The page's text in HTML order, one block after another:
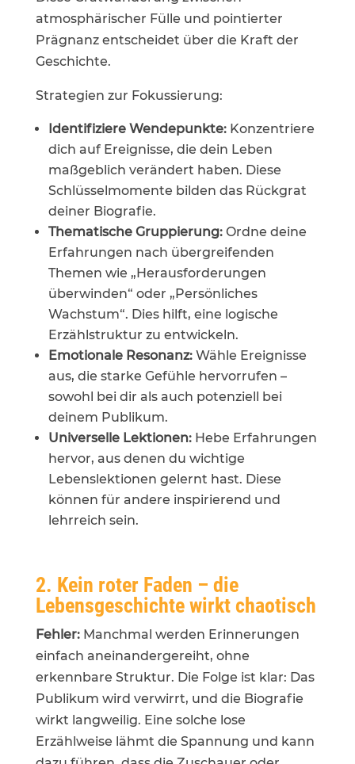
atmosphärischer Fülle und pointierter
Prägnanz entscheidet über die Kraft der
Geschichte.
Strategien zur Fokussierung:
Identifiziere Wendepunkte:Konzentriere
dich auf Ereignisse, die dein Leben
maßgeblich verändert haben. Diese
Schlüsselmomente bilden das Rückgrat
deiner Biografie.
Thematische Gruppierung:Ordne deine
Erfahrungen nach übergreifenden
Themen wie „Herausforderungen
überwinden“ oder „Persönliches
Wachstum“. Dies hilft, eine logische
Erzählstruktur zu entwickeln.
Emotionale Resonanz:Wähle Ereignisse
aus, die starke Gefühle hervorrufen –
sowohl bei dir als auch potenziell bei
deinem Publikum.
Universelle Lektionen:Hebe Erfahrungen
hervor, aus denen du wichtige
Lebenslektionen gelernt hast. Diese
können für andere inspirierend und
lehrreich sein.
2. Kein roter Faden – die
Lebensgeschichte wirkt chaotisch
Fehler:Manchmal werden Erinnerungen
einfach aneinandergereiht, ohne
erkennbare Struktur. Die Folge ist klar: Das
Publikum wird verwirrt, und die Biografie
wirkt langweilig. Eine solche lose
Erzählweise lähmt die Spannung und kann